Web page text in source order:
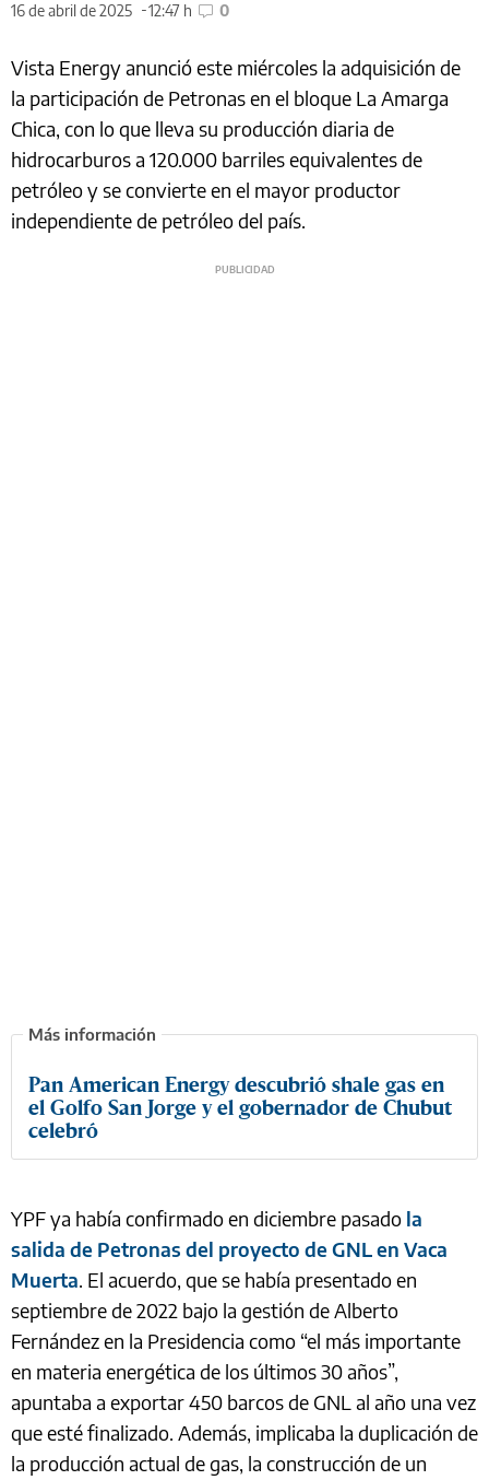
16 de abril de 2025
12:47 h 0
Vista Energy anunció este miércoles la adquisición de
la participación de Petronas en el bloque La Amarga
Chica, con lo que lleva su producción diaria de
hidrocarburos a 120.000 barriles equivalentes de
petróleo y se convierte en el mayor productor
independiente de petróleo del país.
Pan American Energy descubrió shale gas en
el Golfo San Jorge y el gobernador de Chubut
celebró
YPF ya había confirmado en diciembre pasado la
salida de Petronas del proyecto de GNL en Vaca
Muerta. El acuerdo, que se había presentado en
septiembre de 2022 bajo la gestión de Alberto
Fernández en la Presidencia como “el más importante
en materia energética de los últimos 30 años”,
apuntaba a exportar 450 barcos de GNL al año una vez
que esté finalizado. Además, implicaba la duplicación de
la producción actual de gas, la construcción de un